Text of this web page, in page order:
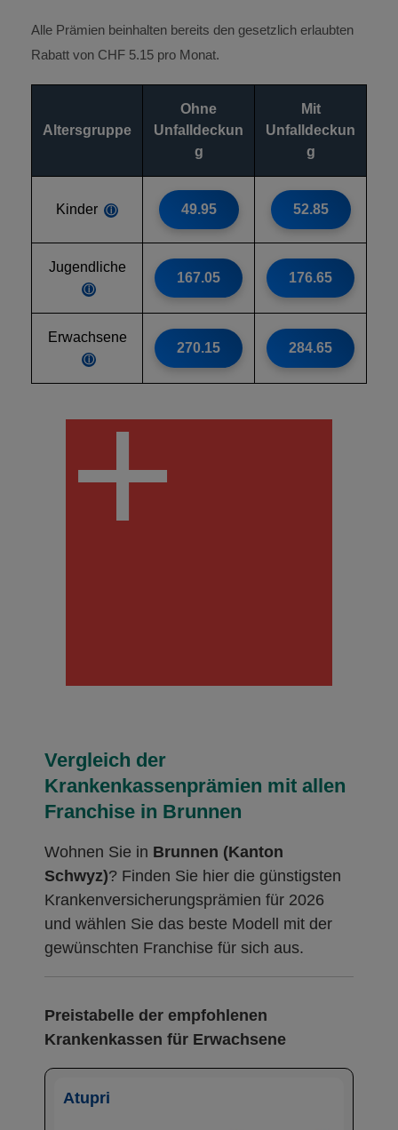
Alle Prämien beinhalten bereits den gesetzlich erlaubten
Rabatt von CHF 5.15 pro Monat.
Altersgruppe
Ohne
Unfalldeckun
g
Mit
Unfalldeckun
g
Kinder ⓘ 49.95 52.85
Jugendliche
ⓘ
167.05 176.65
Erwachsene
ⓘ
270.15 284.65
Vergleich der
Krankenkassenprämien mit allen
Franchise in Brunnen
Wohnen Sie in Brunnen (Kanton
Schwyz)? Finden Sie hier die günstigsten
Krankenversicherungsprämien für 2026
und wählen Sie das beste Modell mit der
gewünschten Franchise für sich aus.
Preistabelle der empfohlenen
Krankenkassen für Erwachsene
Atupri